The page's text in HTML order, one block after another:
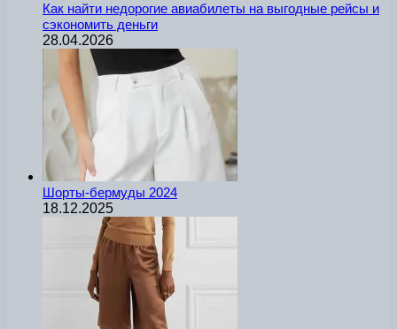
Как найти недорогие авиабилеты на выгодные рейсы и
сэкономить деньги
28.04.2026
Шорты-бермуды 2024
18.12.2025